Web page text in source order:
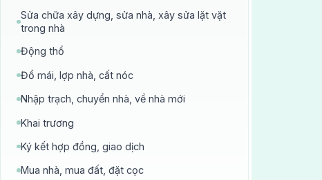
Sửa chữa xây dựng, sửa nhà, xây sửa lặt vặt
trong nhà
Động thổ
Đổ mái, lợp nhà, cất nóc
Nhập trạch, chuyển nhà, về nhà mới
Khai trương
Ký kết hợp đồng, giao dịch
Mua nhà, mua đất, đặt cọc